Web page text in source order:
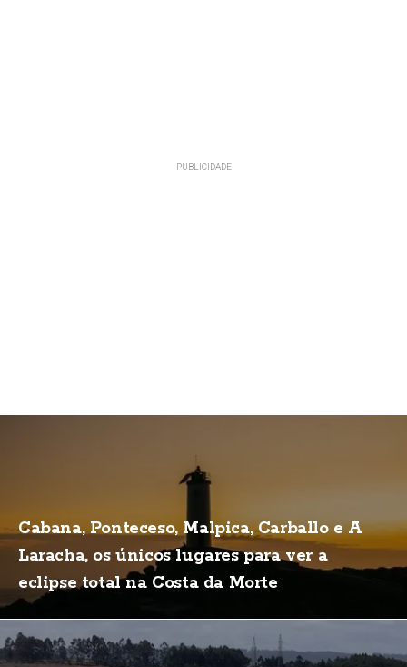
Cabana, Ponteceso, Malpica, Carballo e A
Laracha, os únicos lugares para ver a
eclipse total na Costa da Morte